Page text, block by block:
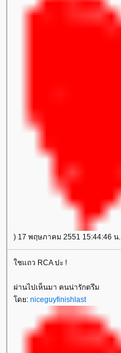
) 17 พฤษภาคม 2551 15:44:46 น.
ชแถว RCA ปะ !
ผ่านไปเห็นมา คนน่ารักตรึม
ดย: niceguyfinishlast